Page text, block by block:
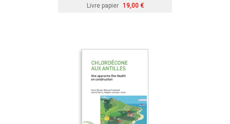
Livre papier 19,00 €